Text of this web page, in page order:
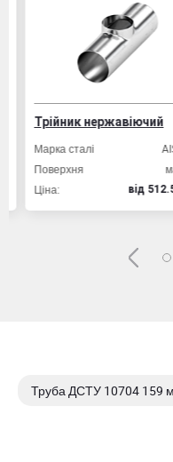
Трійник нержавіючий
Марка сталі
Поверхня
Ціна:
вiд 512.50
Труба ДСТУ 10704 159